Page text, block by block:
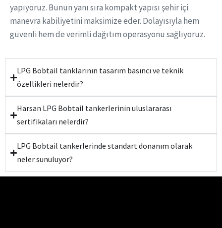
yapıyoruz. Bunun yanı sıra kompakt yapısı şehir içi
manevra kabiliyetini maksimize eder. Dolayısıyla hem
güvenli hem de verimli dağıtım operasyonu sağlıyoruz.
LPG Bobtail tanklarının tasarım basıncı ve teknik
özellikleri nelerdir?
Harsan LPG Bobtail tankerlerinin uluslararası
sertifikaları nelerdir?
LPG Bobtail tankerlerinde standart donanım olarak
neler sunuluyor?